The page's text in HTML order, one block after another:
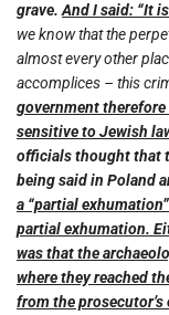
grave. And I said: “It
we know that the
almost every other
accomplices – this
government
sensitive to Jewish
officials thought that
being said in Poland
a “partial
partial exhumation.
was that the
where they reached
from the